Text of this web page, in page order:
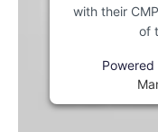
with their
of